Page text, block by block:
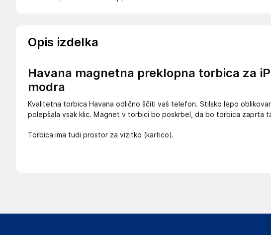
Opis izdelka
Havana magnetna preklopna torbica za
modra
Kvalitetna torbica Havana odlično ščiti vaš telefon. Stilsko lepo
polepšala vsak klic. Magnet v torbici bo poskrbel, da bo torbica zaprta
Torbica ima tudi prostor za vizitko (kartico).